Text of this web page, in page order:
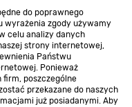
do poprawnego
wyrażenia zgody używamy
celu analizy danych
strony internetowej,
Państwu
Ponieważ
firm, poszczególne
przekazane do naszych
już posiadanymi. Aby